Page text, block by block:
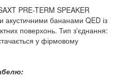
PRE-TERM SPEAKER
бананами QED із
поверхонь. Тип з'єднання:
у фірмовому